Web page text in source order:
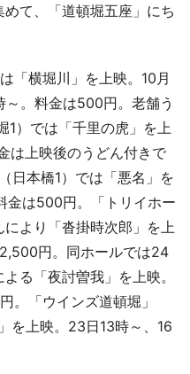
て、「道頓堀五座」にち
「横堀川」を上映。10月
～。料金は500円。老舗う
1）では「千里の虎」を上
は上映後のうどん付きで
日本橋1）では「悪名」を
金は500円。「トリイホー
より「沓掛時次郎」を上
円。同ホールでは24
る「夜討曽我」を上映。
。「ウインズ道頓堀」
を上映。23日13時～、16